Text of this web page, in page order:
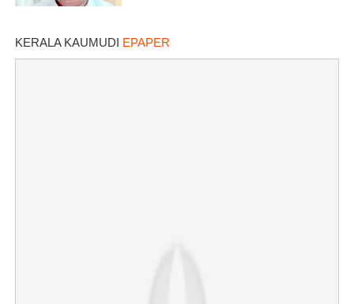
KERALA KAUMUDI EPAPER